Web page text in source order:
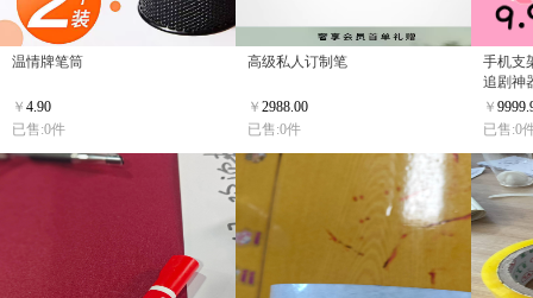
温情牌笔筒
￥ 4.90
已售:0件
高级私人订制笔
￥ 2988.00
已售:0件
手机支
追剧神
￥
已售:0